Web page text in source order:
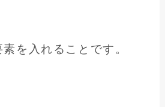
を入れることです。